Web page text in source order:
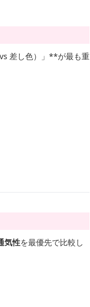
差し色）」**が最も重
気性を最優先で比較し